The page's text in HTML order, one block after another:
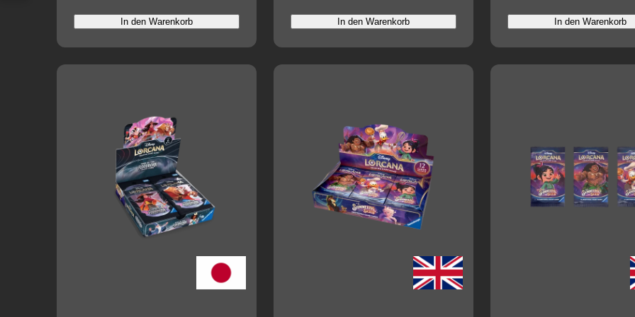
In den Warenkorb In den Warenkorb In den Warenkorb